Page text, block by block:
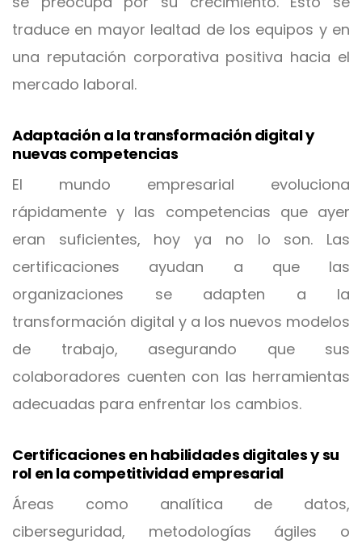
traduce en mayor lealtad de los equipos y en
una reputación corporativa positiva hacia el
mercado laboral.
Adaptación a la transformación digital y
nuevas competencias
El mundo empresarial evoluciona
rápidamente y las competencias que ayer
eran suficientes, hoy ya no lo son. Las
certificaciones ayudan a que las
organizaciones se adapten a la
transformación digital y a los nuevos modelos
de trabajo, asegurando que sus
colaboradores cuenten con las herramientas
adecuadas para enfrentar los cambios.
Certificaciones en habilidades digitales y su
rol en la competitividad empresarial
Áreas como analítica de datos,
ciberseguridad, metodologías ágiles o